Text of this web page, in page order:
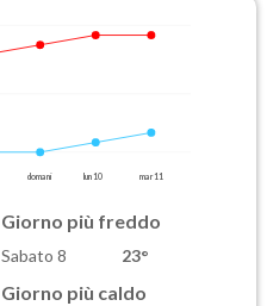
domani lun 10 mar 11
Giorno più freddo
Sabato 8 23°
Giorno più caldo